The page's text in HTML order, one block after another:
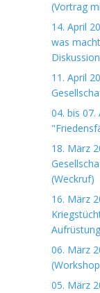
(Vortrag
14. April
was
11. April
04. bis 07.
18. März
(Weckruf)
16. März
06. März
05. März